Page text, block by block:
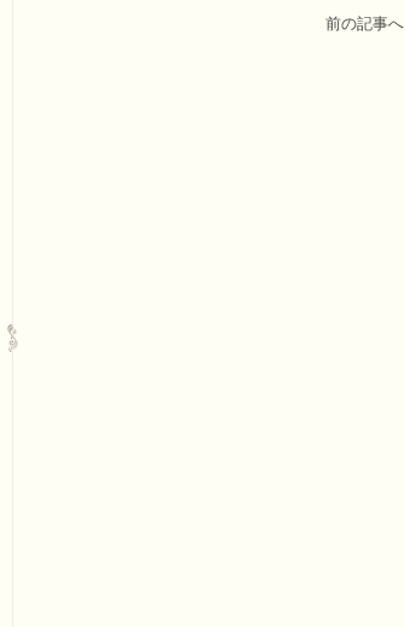
前の記事へ